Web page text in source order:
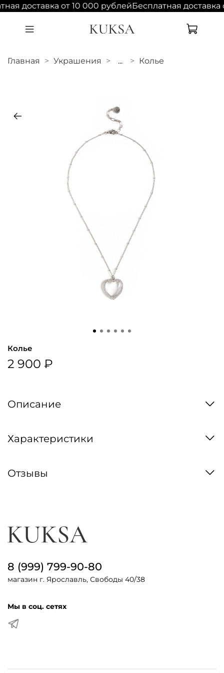
доставка от 10 000 рублейБесплатная доставка
Главная Украшения ... Колье
Колье
2 900 ₽
Описание
Характеристики
Отзывы
8 (999) 799-90-80
магазин г. Ярославль, Свободы 40/38
Мы в соц. сетях